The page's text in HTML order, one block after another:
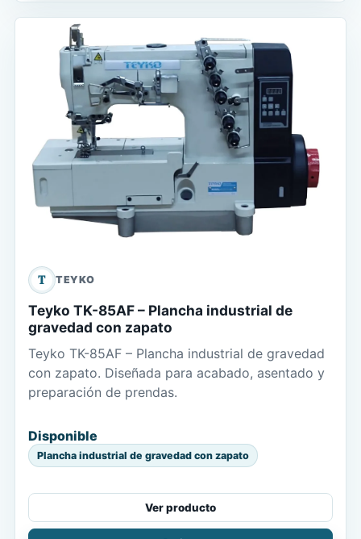
T TEYKO
Teyko TK-85AF – Plancha industrial de
gravedad con zapato
Teyko TK-85AF – Plancha industrial de gravedad
con zapato. Diseñada para acabado, asentado y
preparación de prendas.
Disponible
Plancha industrial de gravedad con zapato
Ver producto